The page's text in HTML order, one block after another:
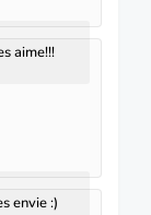
aime!!!
envie :)